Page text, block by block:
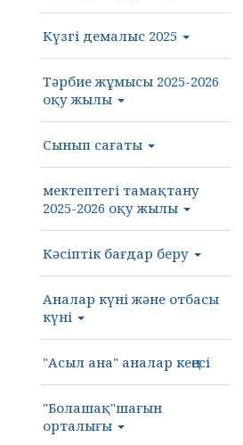
Күзгі демалыс 2025
Тәрбие жұмысы 2025-2026
оқу жылы
Сынып сағаты
мектептегі тамақтану
2025-2026 оқу жылы
Кәсіптік бағдар беру
Аналар күні және отбасы
күні
"Асыл ана" аналар кеңесі
"Болашақ"шағын
орталығы